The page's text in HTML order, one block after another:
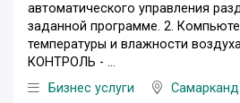
автоматического управления
заданной программе. 2.
температуры и влажности
КОНТРОЛЬ - ...
Бизнес услуги
Самарканд